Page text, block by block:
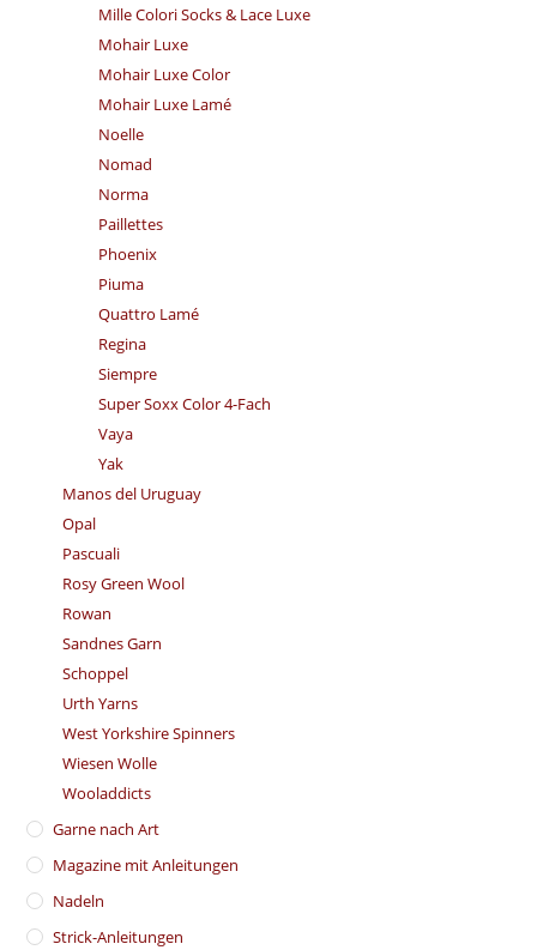
Mille Colori Socks & Lace Luxe
Mohair Luxe
Mohair Luxe Color
Mohair Luxe Lamé
Noelle
Nomad
Norma
Paillettes
Phoenix
Piuma
Quattro Lamé
Regina
Siempre
Super Soxx Color 4-Fach
Vaya
Yak
Manos del Uruguay
Opal
Pascuali
Rosy Green Wool
Rowan
Sandnes Garn
Schoppel
Urth Yarns
West Yorkshire Spinners
Wiesen Wolle
Wooladdicts
Garne nach Art
Magazine mit Anleitungen
Nadeln
Strick-Anleitungen